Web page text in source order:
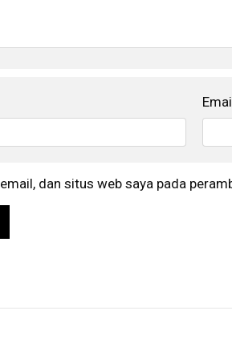
dan situs web saya pada